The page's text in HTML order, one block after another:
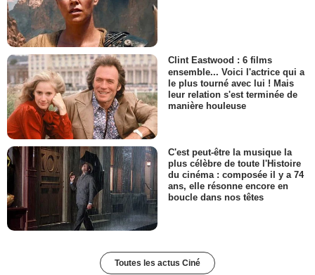
Clint Eastwood : 6 films
ensemble... Voici l'actrice qui a
le plus tourné avec lui ! Mais
leur relation s'est terminée de
manière houleuse
C'est peut-être la musique la
plus célèbre de toute l'Histoire
du cinéma : composée il y a 74
ans, elle résonne encore en
boucle dans nos têtes
Toutes les actus Ciné